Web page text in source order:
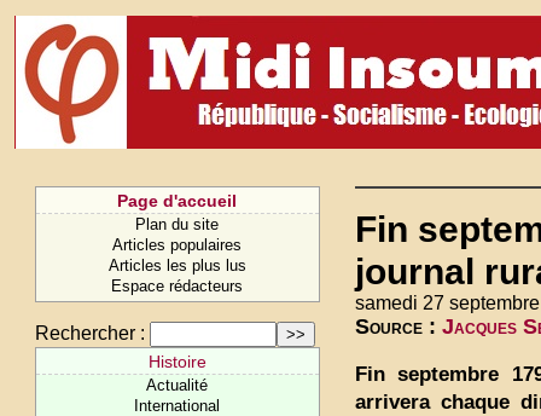
Page d'accueil
Plan du site
Articles populaires
Articles les plus lus
Espace rédacteurs
Rechercher :
Histoire
Actualité
International
Fin
journal
samedi 27
Source : Jacques
Fin septembre
arrivera chaque